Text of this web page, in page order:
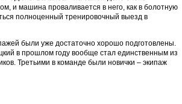
и машина проваливается в него, как в болотную
полноценный тренировочный выезд в
были уже достаточно хорошо подготовлены.
в прошлом году вообще стал единственным из
Третьими в команде были новички – экипаж